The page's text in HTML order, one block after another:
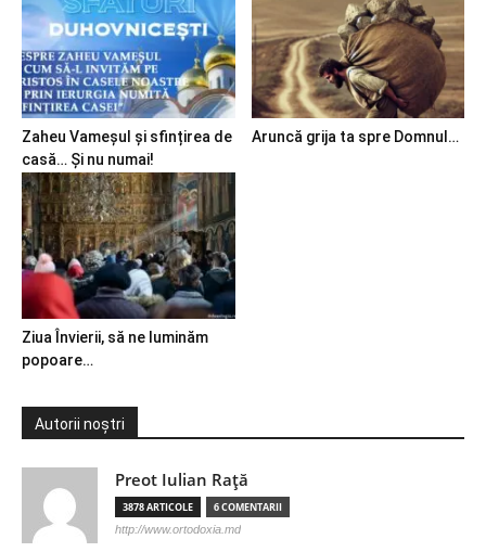
Zaheu Vameșul și sfințirea de
casă… Și nu numai!
Aruncă grija ta spre Domnul…
Ziua Învierii, să ne luminăm
popoare…
Autorii noștri
Preot Iulian Raţă
3878 ARTICOLE 6 COMENTARII
http://www.ortodoxia.md